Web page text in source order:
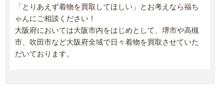
「とりあえず着物を買取してほしい」とお考えなら福ち
ゃんにご相談ください！
大阪府においては大阪市内をはじめとして、堺市や高槻
市、吹田市など大阪府全域で日々着物を買取させていた
だいております。